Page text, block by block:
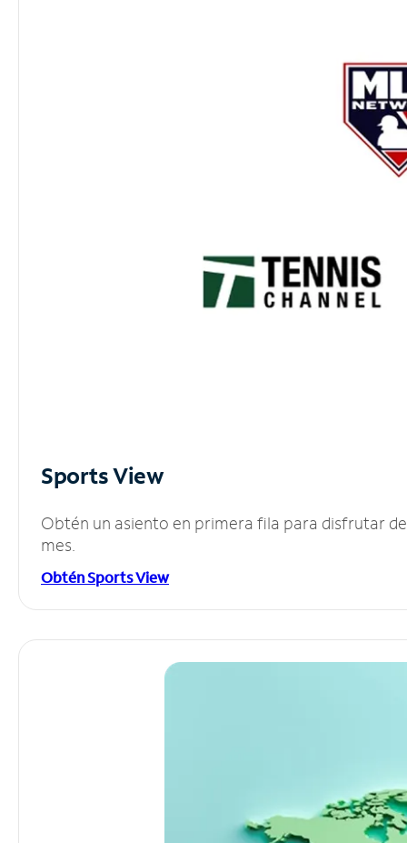
Sports View
Obtén un asiento en primera fila para disfrutar
mes.
Obtén Sports View